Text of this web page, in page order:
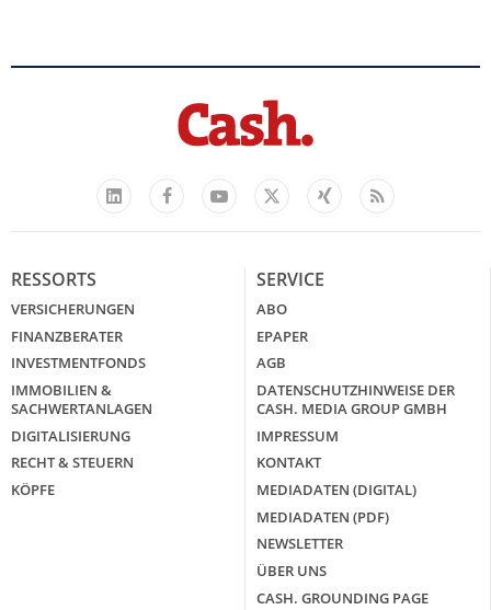
LinkedIn
FacebookYouTube
X
Xing Feed
RESSORTS
VERSICHERUNGEN
FINANZBERATER
INVESTMENTFONDS
IMMOBILIEN &
SACHWERTANLAGEN
DIGITALISIERUNG
RECHT & STEUERN
KÖPFE
SERVICE
ABO
EPAPER
AGB
DATENSCHUTZHINWEISE DER
CASH. MEDIA GROUP GMBH
IMPRESSUM
KONTAKT
MEDIADATEN (DIGITAL)
MEDIADATEN (PDF)
NEWSLETTER
ÜBER UNS
CASH. GROUNDING PAGE